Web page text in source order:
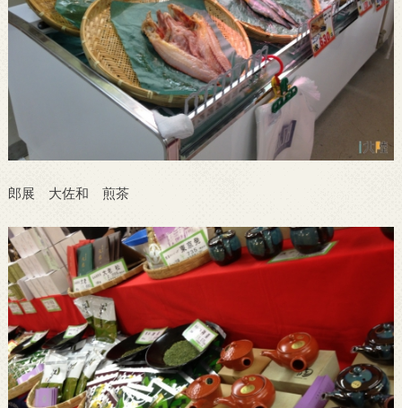
郎展 大佐和 煎茶